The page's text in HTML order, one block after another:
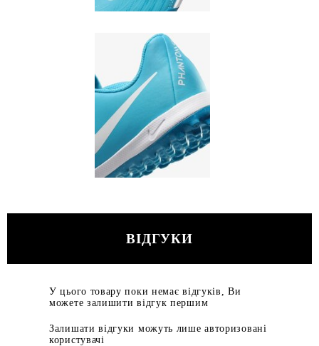
ВІДГУКИ
У цього товару поки немає відгуків, Ви
можете залишити відгук першим
Залишати відгуки можуть лише авторизовані
користувачі